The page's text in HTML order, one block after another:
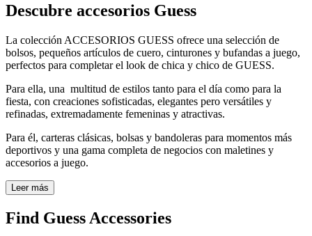
Descubre accesorios Guess
La colección ACCESORIOS GUESS ofrece una selección de
bolsos, pequeños artículos de cuero, cinturones y bufandas a juego,
perfectos para completar el look de chica y chico de GUESS.
Para ella, una multitud de estilos tanto para el día como para la
fiesta, con creaciones sofisticadas, elegantes pero versátiles y
refinadas, extremadamente femeninas y atractivas.
Para él, carteras clásicas, bolsas y bandoleras para momentos más
deportivos y una gama completa de negocios con maletines y
accesorios a juego.
Leer más
Find Guess Accessories